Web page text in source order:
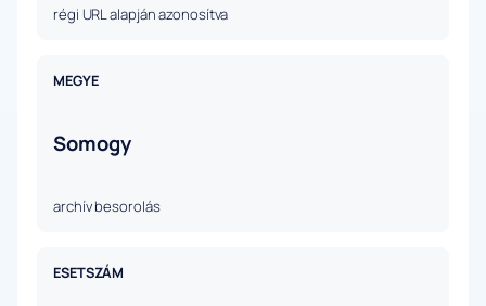
régi URL alapján azonosítva
MEGYE
Somogy
archív besorolás
ESETSZÁM